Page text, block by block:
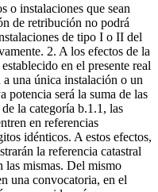
o instalaciones que sean
de retribución no podrá
de tipo I o II del
2. A los efectos de la
en el presente real
a una única instalación o un
potencia será la suma de las
la categoría b.1.1, las
en referencias
idénticos. A estos efectos,
la referencia catastral
las mismas. Del mismo
una convocatoria, en el